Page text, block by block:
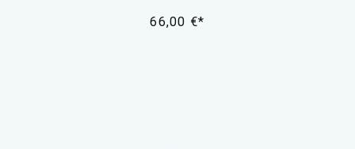
66,00 €*